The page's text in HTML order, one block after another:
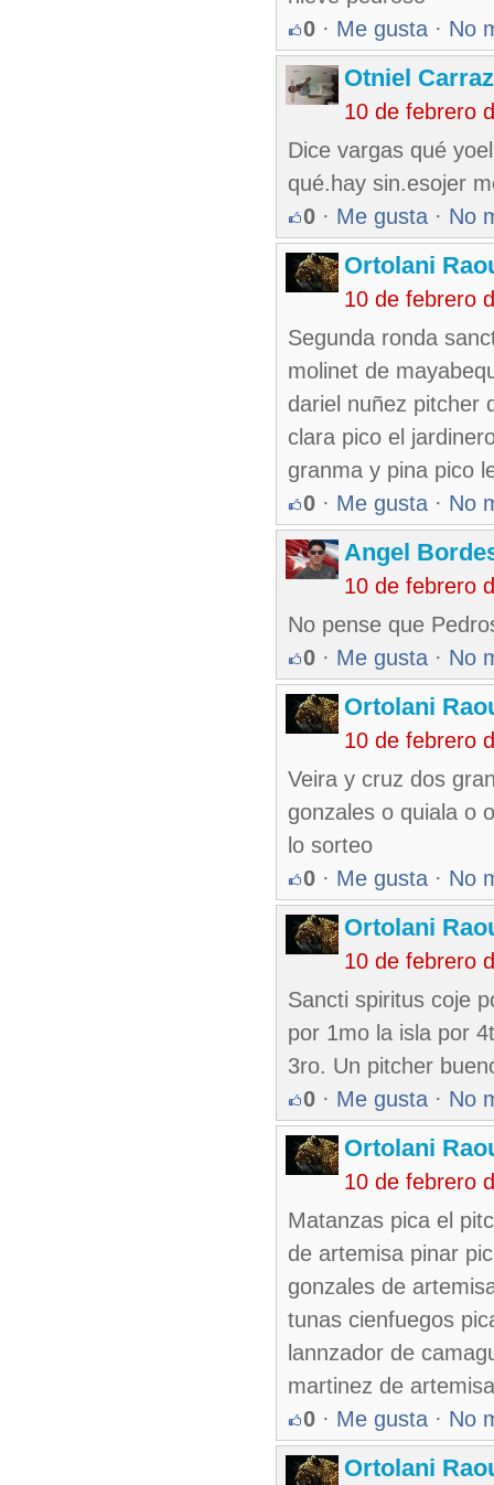
0 · Me gusta · No
Otniel
10 de febrero
Dice vargas qué
qué.hay sin.esojer
0 · Me gusta · No
Ortolani
10 de febrero
Segunda ronda
molinet de
dariel nuñez pitcher
clara pico el
granma y pina pico
0 · Me gusta · No
Angel
10 de febrero
No pense que
0 · Me gusta · No
Ortolani
10 de febrero
Veira y cruz dos
gonzales o quiala o
lo sorteo
0 · Me gusta · No
Ortolani
10 de febrero
Sancti spiritus coje
por 1mo la isla por
3ro. Un pitcher
0 · Me gusta · No
Ortolani
10 de febrero
Matanzas pica el
de artemisa pinar
gonzales de
tunas cienfuegos
lannzador de
martinez de
0 · Me gusta · No
Ortolani